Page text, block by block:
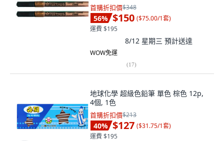
首購折扣價$348
56% $150 ($75.00/1套)
運費 $195
8/12 星期三 預計送達
WOW免運
(17)
地球化學 超級色鉛筆 單色 棕色 12p,
4個, 1色
首購折扣價$213
40% $127 ($31.75/1套)
運費 $195